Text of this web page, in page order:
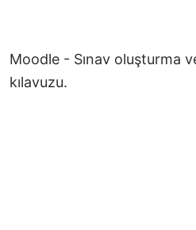
Moodle - Sınav oluşturma
kılavuzu.